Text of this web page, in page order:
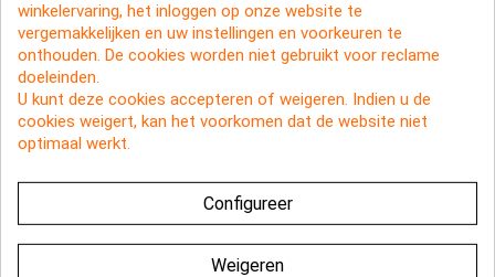
winkelervaring, het inloggen op onze website te
vergemakkelijken en uw instellingen en voorkeuren te
onthouden. De cookies worden niet gebruikt voor reclame
doeleinden.
U kunt deze cookies accepteren of weigeren. Indien u de
cookies weigert, kan het voorkomen dat de website niet
optimaal werkt.
Configureer
Weigeren